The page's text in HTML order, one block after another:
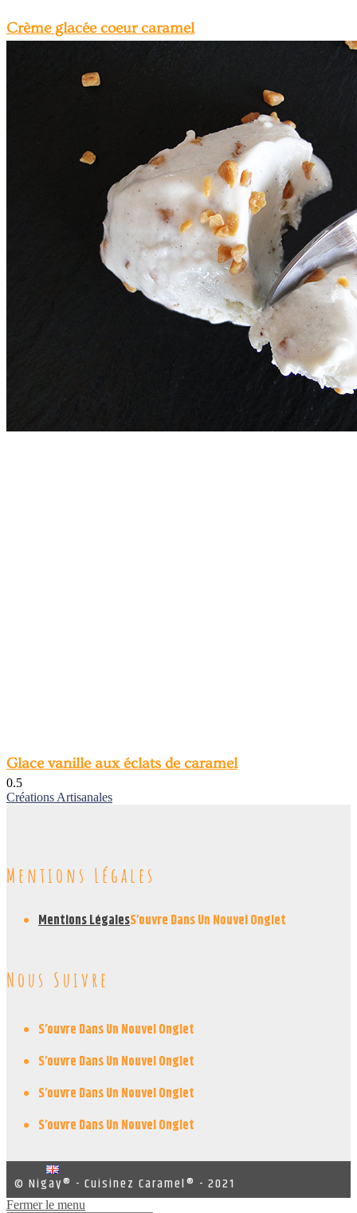
Crème glacée coeur caramel
Glace vanille aux éclats de caramel
Créations Artisanales
Mentions Légales
Mentions LégalesS’ouvre Dans Un Nouvel Onglet
Nous Suivre
S’ouvre Dans Un Nouvel Onglet
S’ouvre Dans Un Nouvel Onglet
S’ouvre Dans Un Nouvel Onglet
S’ouvre Dans Un Nouvel Onglet
© Nigay® - Cuisinez Caramel® - 2021
Fermer le menu